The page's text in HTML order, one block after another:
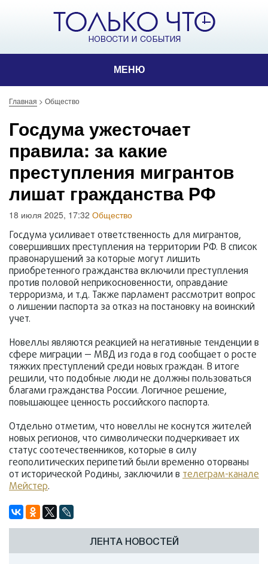
МЕНЮ
Главная > Общество
Госдума ужесточает
правила: за какие
преступления мигрантов
лишат гражданства РФ
18 июля 2025, 17:32 Общество
Госдума усиливает ответственность для мигрантов,
совершивших преступления на территории РФ. В список
правонарушений за которые могут лишить
приобретенного гражданства включили преступления
против половой неприкосновенности, оправдание
терроризма, и т.д. Также парламент рассмотрит вопрос
о лишении паспорта за отказ на постановку на воинский
учет.
Новеллы являются реакцией на негативные тенденции в
сфере миграции — МВД из года в год сообщает о росте
тяжких преступлений среди новых граждан. В итоге
решили, что подобные люди не должны пользоваться
благами гражданства России. Логичное решение,
повышающее ценность российского паспорта.
Отдельно отметим, что новеллы не коснутся жителей
новых регионов, что символически подчеркивает их
статус соотечественников, которые в силу
геополитических перипетий были временно оторваны
от исторической Родины, заключили в телеграм-канале
Мейстер.
ЛЕНТА НОВОСТЕЙ